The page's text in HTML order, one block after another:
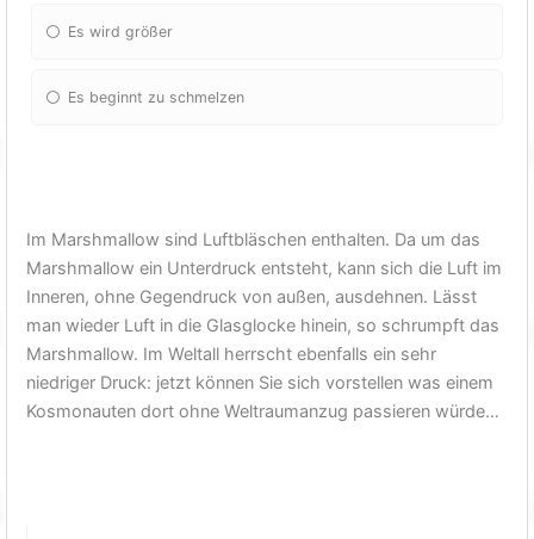
Es wird größer
Es beginnt zu schmelzen
Im Marshmallow sind Luftbläschen enthalten. Da um das
Marshmallow ein Unterdruck entsteht, kann sich die Luft im
Inneren, ohne Gegendruck von außen, ausdehnen. Lässt
man wieder Luft in die Glasglocke hinein, so schrumpft das
Marshmallow. Im Weltall herrscht ebenfalls ein sehr
niedriger Druck: jetzt können Sie sich vorstellen was einem
Kosmonauten dort ohne Weltraumanzug passieren würde…